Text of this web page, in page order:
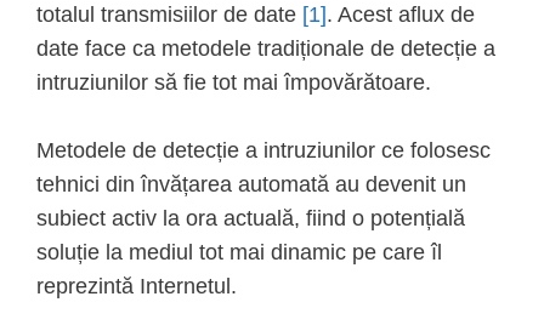
totalul transmisiilor de date [1]. Acest aflux de
date face ca metodele tradiționale de detecție a
intruziunilor să fie tot mai împovărătoare.
Metodele de detecție a intruziunilor ce folosesc
tehnici din învățarea automată au devenit un
subiect activ la ora actuală, fiind o potențială
soluție la mediul tot mai dinamic pe care îl
reprezintă Internetul.